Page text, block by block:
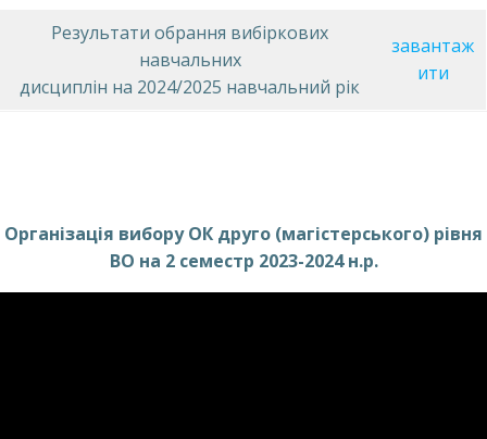
Результати обрання вибіркових
навчальних
дисциплін на 2024/2025 навчальний рік
завантаж
ити
Організація вибору ОК друго (магістерського) рівня
ВО на 2 семестр 2023-2024 н.р.